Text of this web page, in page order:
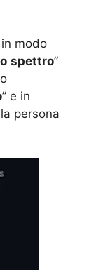
in modo
spettro”
” e in
persona